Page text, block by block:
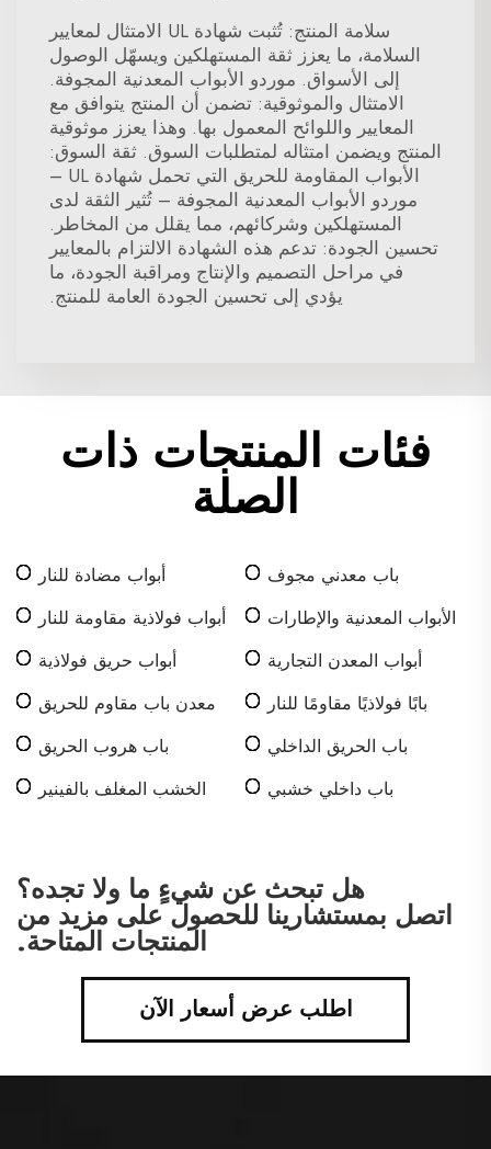
سلامة المنتج: تُثبت شهادة UL الامتثال لمعايير
السلامة، ما يعزز ثقة المستهلكين ويسهّل الوصول
إلى الأسواق. موردو الأبواب المعدنية المجوفة.
الامتثال والموثوقية: تضمن أن المنتج يتوافق مع
المعايير واللوائح المعمول بها. وهذا يعزز موثوقية
المنتج ويضمن امتثاله لمتطلبات السوق. ثقة السوق:
الأبواب المقاومة للحريق التي تحمل شهادة UL –
موردو الأبواب المعدنية المجوفة – تُثير الثقة لدى
المستهلكين وشركائهم، مما يقلل من المخاطر.
تحسين الجودة: تدعم هذه الشهادة الالتزام بالمعايير
في مراحل التصميم والإنتاج ومراقبة الجودة، ما
يؤدي إلى تحسين الجودة العامة للمنتج.
فئات المنتجات ذات
الصلة
باب معدني مجوف
أبواب مضادة للنار
الأبواب المعدنية والإطارات
أبواب فولاذية مقاومة للنار
أبواب المعدن التجارية
أبواب حريق فولاذية
بابًا فولاذيًا مقاومًا للنار
معدن باب مقاوم للحريق
باب الحريق الداخلي
باب هروب الحريق
باب داخلي خشبي
الخشب المغلف بالفينير
هل تبحث عن شيءٍ ما ولا تجده؟
اتصل بمستشارينا للحصول على مزيد من
المنتجات المتاحة.
اطلب عرض أسعار الآن